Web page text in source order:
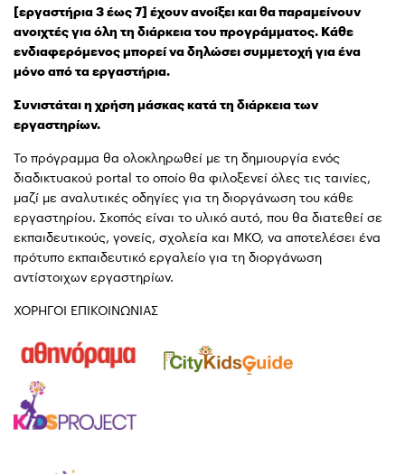
[εργαστήρια 3 έως 7] έχουν ανοίξει και θα παραμείνουν
ανοιχτές για όλη τη διάρκεια του προγράμματος. Κάθε
ενδιαφερόμενος μπορεί να δηλώσει συμμετοχή για ένα
μόνο από τα εργαστήρια.
Συνιστάται η χρήση μάσκας κατά τη διάρκεια των
εργαστηρίων.
Το πρόγραμμα θα ολοκληρωθεί με τη δημιουργία ενός
διαδικτυακού portal το οποίο θα φιλοξενεί όλες τις ταινίες,
μαζί με αναλυτικές οδηγίες για τη διοργάνωση του κάθε
εργαστηρίου. Σκοπός είναι το υλικό αυτό, που θα διατεθεί σε
εκπαιδευτικούς, γονείς, σχολεία και ΜΚΟ, να αποτελέσει ένα
πρότυπο εκπαιδευτικό εργαλείο για τη διοργάνωση
αντίστοιχων εργαστηρίων.
ΧΟΡΗΓΟΙ ΕΠΙΚΟΙΝΩΝΙΑΣ